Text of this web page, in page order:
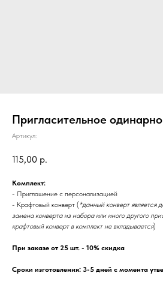
Пригласительное
Артикул:
115,00 р.
Комплект:
- Приглашение с персонализацией
- Крафтовый конверт ( *данный конверт является
замена конверта из набора или иного другого
крафтовый конверт в комплект не вкладывается)
При заказе от 25 шт. - 10% скидка
Сроки изготовления: 3-5 дней с момента